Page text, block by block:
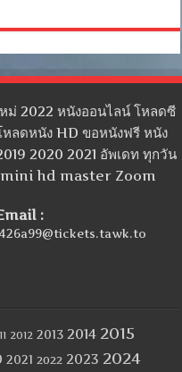
ม่ 2022 หนังออนไลน์ โหลดซี
ลดหนัง HD ขอหนังฟรี หนัง
2020 2021 อัพเดท ทุกวัน
mini hd master Zoom
:
2012 2013 2014 2015
2021 2022 2023 2024